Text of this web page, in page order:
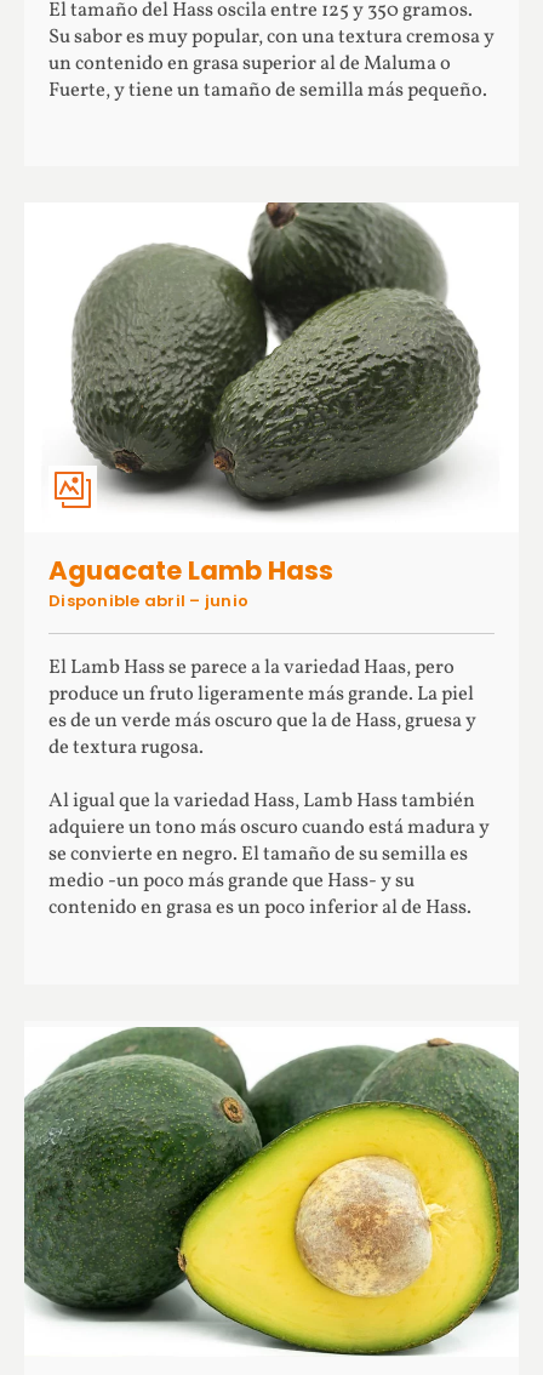
El tamaño del Hass oscila entre 125 y 350 gramos.
Su sabor es muy popular, con una textura cremosa y
un contenido en grasa superior al de Maluma o
Fuerte, y tiene un tamaño de semilla más pequeño.
Aguacate Lamb Hass
Disponible abril – junio
El Lamb Hass se parece a la variedad Haas, pero
produce un fruto ligeramente más grande. La piel
es de un verde más oscuro que la de Hass, gruesa y
de textura rugosa.
Al igual que la variedad Hass, Lamb Hass también
adquiere un tono más oscuro cuando está madura y
se convierte en negro. El tamaño de su semilla es
medio -un poco más grande que Hass- y su
contenido en grasa es un poco inferior al de Hass.